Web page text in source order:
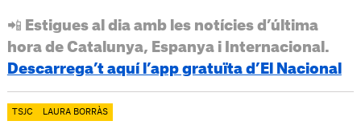
📲 Estigues al dia amb les notícies d’última
hora de Catalunya, Espanya i Internacional.
Descarrega’t aquí l’app gratuïta d’El Nacional
TSJC LAURA BORRÀS